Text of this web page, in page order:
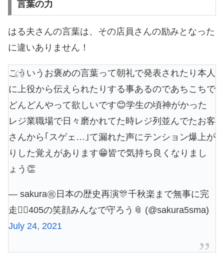
言葉の力
はる夫さんの言葉は、その店員さんの励みとなった
に違いありません！
こういうお褒めの言葉って朝礼で発表されたり本人
に上役から伝えられたりする事あるのであちこちで
どんどんやって欲しいです😊学生の頃神がかった
レジ業職場で日々磨かれてた時レジ列並んでたお客
さんから｢スゲェ…｣て漏れた声にテンション爆上が
りした覚えがあります😁皆で気持ち良くなりまし
ょう👏
— sakura㊗️日本の歴史再演🎊千秋楽まで無事に完
走🏃‍♀️405の笑顔みんなで守ろう📎 (@sakura5sma)
July 24, 2021